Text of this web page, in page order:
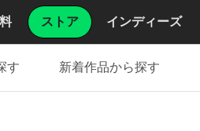
ストア インディーズ
す 新着作品から探す